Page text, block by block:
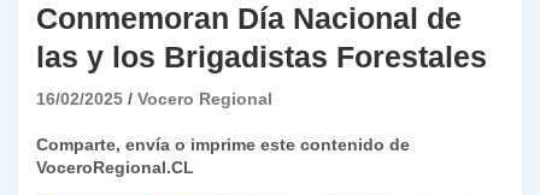
Conmemoran Día Nacional de
las y los Brigadistas Forestales
16/02/2025 Vocero Regional
Comparte, envía o imprime este contenido de
VoceroRegional.CL